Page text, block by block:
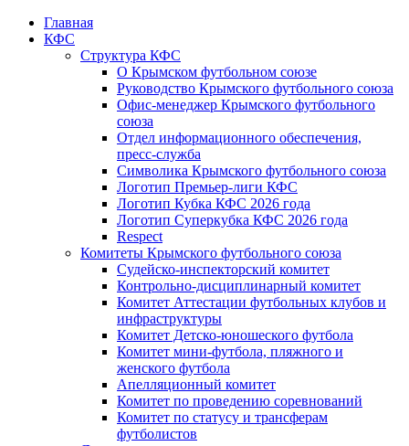
Главная
КФС
Структура КФС
О Крымском футбольном союзе
Руководство Крымского футбольного союза
Офис-менеджер Крымского футбольного
союза
Отдел информационного обеспечения,
пресс-служба
Символика Крымского футбольного союза
Логотип Премьер-лиги КФС
Логотип Кубка КФС 2026 года
Логотип Суперкубка КФС 2026 года
Respect
Комитеты Крымского футбольного союза
Судейско-инспекторский комитет
Контрольно-дисциплинарный комитет
Комитет Аттестации футбольных клубов и
инфраструктуры
Комитет Детско-юношеского футбола
Комитет мини-футбола, пляжного и
женского футбола
Апелляционный комитет
Комитет по проведению соревнований
Комитет по статусу и трансферам
футболистов